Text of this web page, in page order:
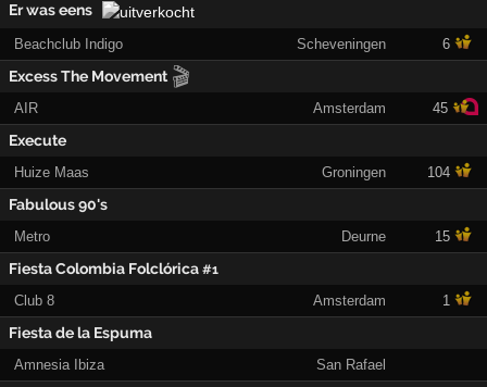
Er was eens
Beachclub Indigo Scheveningen 6
Excess The Movement 🎬
AIR Amsterdam 45
Execute
Huize Maas Groningen 104
Fabulous 90's
Metro Deurne 15
Fiesta Colombia Folclórica#1
Club 8 Amsterdam 1
Fiesta de la Espuma
Amnesia Ibiza San Rafael